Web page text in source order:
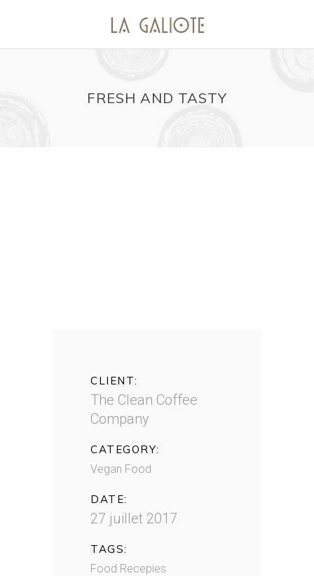
FRESH AND TASTY
CLIENT:
The Clean Coffee
Company
CATEGORY:
Vegan Food
DATE:
27 juillet 2017
TAGS:
Food Recepies